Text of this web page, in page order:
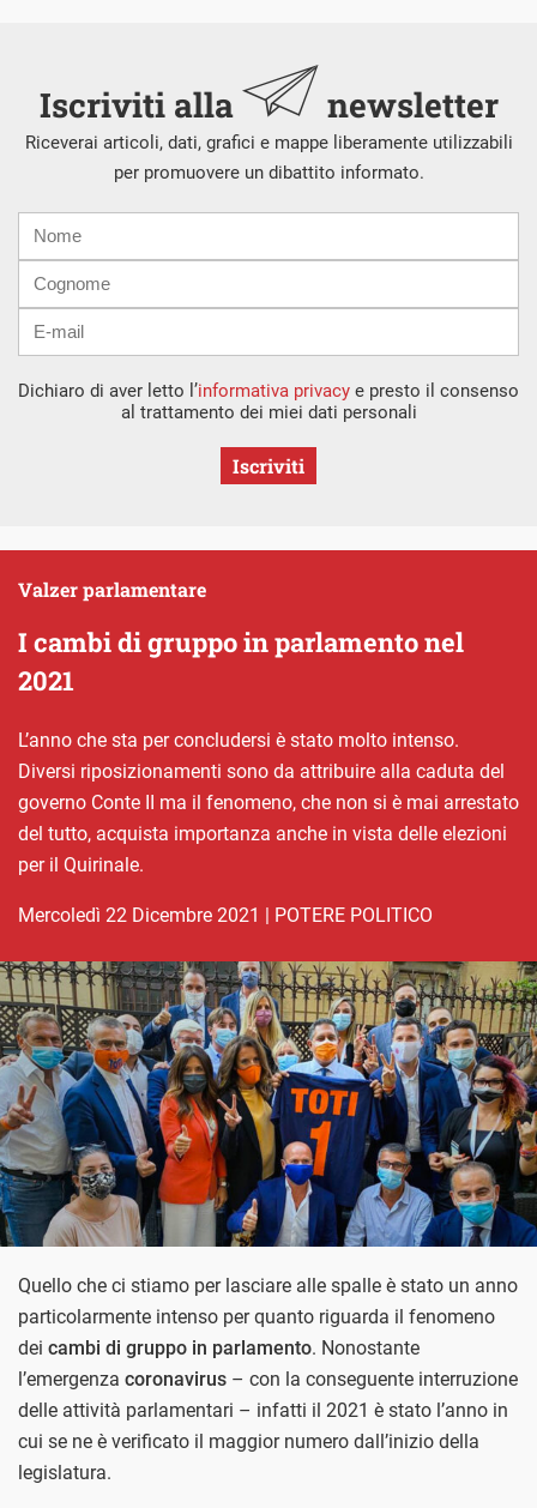
Iscriviti alla newsletter
Riceverai articoli, dati, grafici e mappe liberamente utilizzabili
per promuovere un dibattito informato.
mail
Dichiaro di aver letto l’informativa privacy e presto il consenso
al trattamento dei miei dati personali
Iscriviti
I cambi di gruppo in parlamento nel
2021
Valzer parlamentare
L’anno che sta per concludersi è stato molto intenso.
Diversi riposizionamenti sono da attribuire alla caduta del
governo Conte II ma il fenomeno, che non si è mai arrestato
del tutto, acquista importanza anche in vista delle elezioni
per il Quirinale.
mercoledì 22 Dicembre 2021 | POTERE POLITICO
Quello che ci stiamo per lasciare alle spalle è stato un anno
particolarmente intenso per quanto riguarda il fenomeno
dei cambi di gruppo in parlamento. Nonostante
l’emergenza coronavirus – con la conseguente interruzione
delle attività parlamentari – infatti il 2021 è stato l’anno in
cui se ne è verificato il maggior numero dall’inizio della
legislatura.